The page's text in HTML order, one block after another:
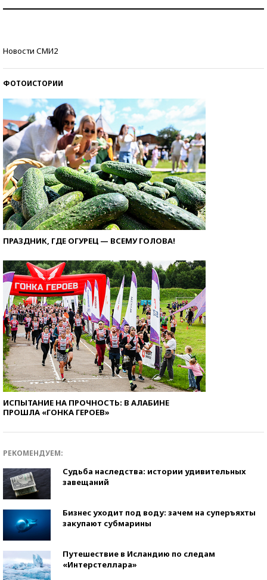
Новости СМИ2
ФОТОИСТОРИИ
ПРАЗДНИК, ГДЕ ОГУРЕЦ — ВСЕМУ ГОЛОВА!
ИСПЫТАНИЕ НА ПРОЧНОСТЬ: В АЛАБИНЕ
ПРОШЛА «ГОНКА ГЕРОЕВ»
РЕКОМЕНДУЕМ:
Судьба наследства: истории удивительных
завещаний
Бизнес уходит под воду: зачем на суперъяхты
закупают субмарины
Путешествие в Исландию по следам
«Интерстеллара»